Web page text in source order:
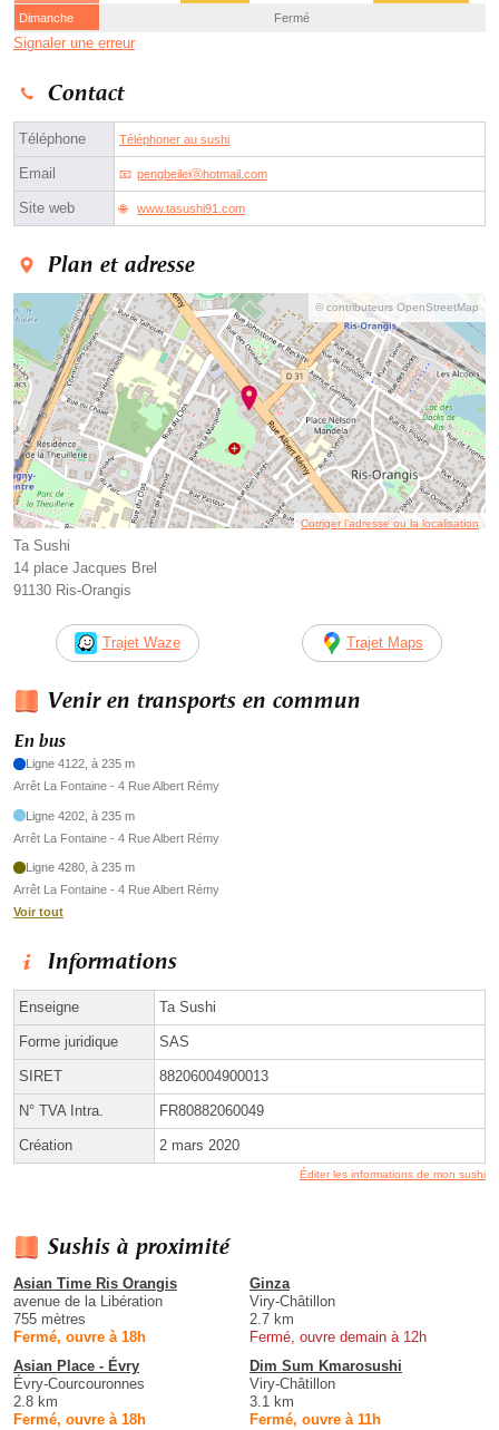
Dimanche
Fermé
Signaler une erreur
Contact
Téléphone Téléphoner au sushi
Email pengbeileiⓐhotmail.com
Site web www.tasushi91.com
Plan et adresse
© contributeurs OpenStreetMap
Corriger l’adresse ou la localisation
Ta Sushi
14 place Jacques Brel
91130 Ris-Orangis
Trajet Waze Trajet Maps
Venir en transports en commun
En bus
Ligne 4122, à 235 m
Arrêt La Fontaine - 4 Rue Albert Rémy
Ligne 4202, à 235 m
Arrêt La Fontaine - 4 Rue Albert Rémy
Ligne 4280, à 235 m
Arrêt La Fontaine - 4 Rue Albert Rémy
Voir tout
Informations
Enseigne Ta Sushi
Forme juridique SAS
SIRET 88206004900013
N° TVA Intra. FR80882060049
Création 2 mars 2020
Éditer les informations de mon sushi
Sushis à proximité
Asian Time Ris Orangis
avenue de la Libération
755 mètres
Fermé, ouvre à 18h
Ginza
Viry-Châtillon
2.7 km
Fermé, ouvre demain à 12h
Asian Place - Évry
Évry-Courcouronnes
2.8 km
Fermé, ouvre à 18h
Dim Sum Kmarosushi
Viry-Châtillon
3.1 km
Fermé, ouvre à 11h